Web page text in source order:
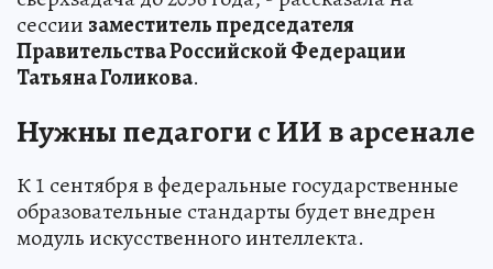
сессии заместитель председателя
Правительства Российской Федерации
Татьяна Голикова.
Нужны педагоги с ИИ в арсенале
К 1 сентября в федеральные государственные
образовательные стандарты будет внедрен
модуль искусственного интеллекта.